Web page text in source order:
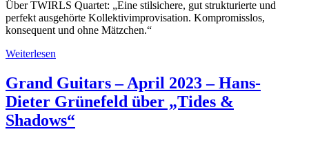
Über TWIRLS Quartet: „Eine stilsichere, gut strukturierte und
perfekt ausgehörte Kollektivimprovisation. Kompromisslos,
konsequent und ohne Mätzchen.“
Weiterlesen
Grand Guitars – April 2023 – Hans-
Dieter Grünefeld über „Tides &
Shadows“